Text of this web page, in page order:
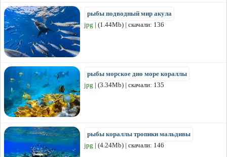
рыбы подводный мир акула
jpg | (1.44Mb) | скачали: 136
рыбы морское дно море кораллы
jpg | (3.34Mb) | скачали: 135
рыбы кораллы тропики мальдивы
jpg | (4.24Mb) | скачали: 146